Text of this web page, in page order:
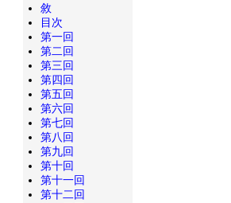
敘
目次
第一回
第二回
第三回
第四回
第五回
第六回
第七回
第八回
第九回
第十回
第十一回
第十二回